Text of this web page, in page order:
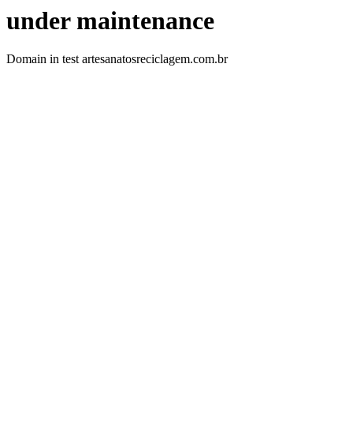
under maintenance
Domain in test artesanatosreciclagem.com.br